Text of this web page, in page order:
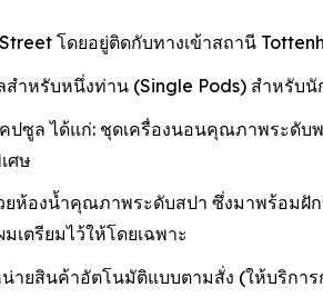
โดยอยู่ติดกับทางเข้าสถานี
หรับหนึ่งท่าน (Single Pods) สำหรับ
ซูล ได้แก่: ชุดเครื่องนอนคุณภาพระดับ
ศษ
ห้องน้ำคุณภาพระดับสปา ซึ่งมาพร้อม
เตรียมไว้ให้โดยเฉพาะ
ยสินค้าอัตโนมัติแบบตามสั่ง (ให้บริกา